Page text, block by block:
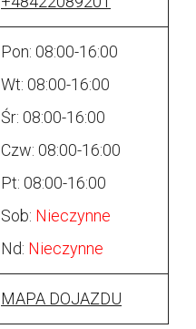
Pon: 08:00-16:00
Wt: 08:00-16:00
Śr: 08:00-16:00
Czw: 08:00-16:00
Pt: 08:00-16:00
Sob: Nieczynne
Nd: Nieczynne
MAPA DOJAZDU